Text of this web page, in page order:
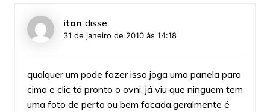
itan disse:
31 de janeiro de 2010 às 14:18
qualquer um pode fazer isso joga uma panela para
cima e clic tá pronto o ovni. já viu que ninguem tem
uma foto de perto ou bem focada.geralmente é